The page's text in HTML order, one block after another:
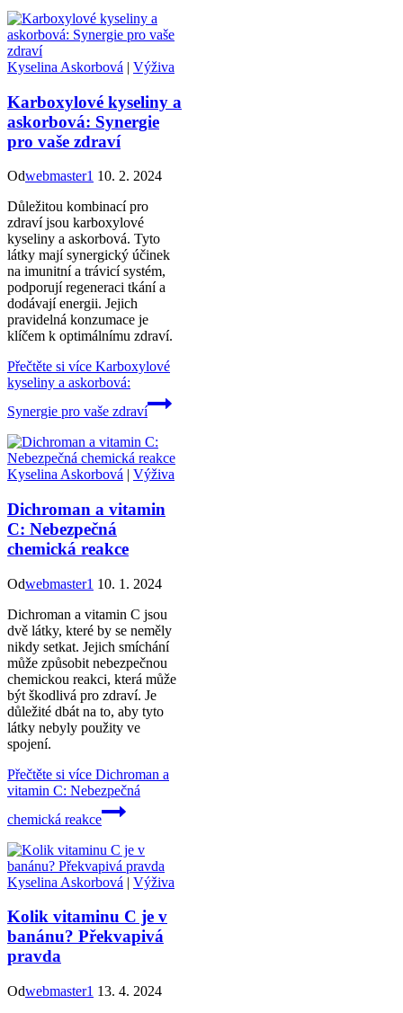
Kyselina Askorbová | Výživa
Karboxylové kyseliny a
askorbová: Synergie
pro vaše zdraví
Odwebmaster1 10. 2. 2024
Důležitou kombinací pro
zdraví jsou karboxylové
kyseliny a askorbová. Tyto
látky mají synergický účinek
na imunitní a trávicí systém,
podporují regeneraci tkání a
dodávají energii. Jejich
pravidelná konzumace je
klíčem k optimálnímu zdraví.
Přečtěte si více Karboxylové
kyseliny a askorbová:
Synergie pro vaše zdraví
Kyselina Askorbová | Výživa
Dichroman a vitamin
C: Nebezpečná
chemická reakce
Odwebmaster1 10. 1. 2024
Dichroman a vitamin C jsou
dvě látky, které by se neměly
nikdy setkat. Jejich smíchání
může způsobit nebezpečnou
chemickou reakci, která může
být škodlivá pro zdraví. Je
důležité dbát na to, aby tyto
látky nebyly použity ve
spojení.
Přečtěte si více Dichroman a
vitamin C: Nebezpečná
chemická reakce
Kyselina Askorbová | Výživa
Kolik vitaminu C je v
banánu? Překvapivá
pravda
Odwebmaster1 13. 4. 2024